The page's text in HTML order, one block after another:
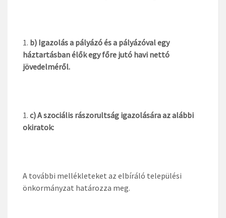
b) Igazolás a pályázó és a pályázóval egy
háztartásban élők egy főre jutó havi nettó
jövedelméről.
c) A szociális rászorultság igazolására az alábbi
okiratok:
A további mellékleteket az elbíráló települési
önkormányzat határozza meg.